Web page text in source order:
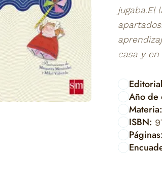
jugaba.El
casa y en
Año de
Materia:
ISBN:
Páginas: